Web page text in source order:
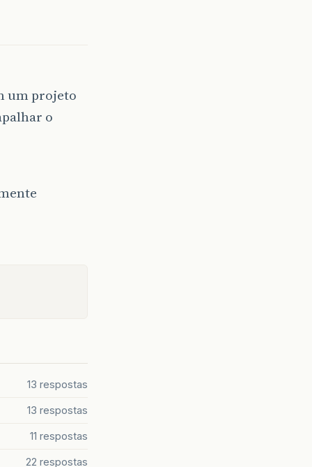
um projeto
o
13 respostas
13 respostas
11 respostas
22 respostas